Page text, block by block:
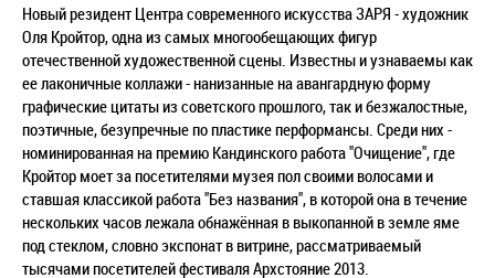
Новый резидент Центра современного искусства ЗАРЯ - художник
Оля Кройтор, одна из самых многообещающих фигур
отечественной художественной сцены. Известны и узнаваемы как
ее лаконичные коллажи - нанизанные на авангардную форму
графические цитаты из советского прошлого, так и безжалостные,
поэтичные, безупречные по пластике перформансы. Среди них -
номинированная на премию Кандинского работа "Очищение", где
Кройтор моет за посетителями музея пол своими волосами и
ставшая классикой работа "Без названия", в которой она в течение
нескольких часов лежала обнажённая в выкопанной в земле яме
под стеклом, словно экспонат в витрине, рассматриваемый
тысячами посетителей фестиваля Архстояние 2013.